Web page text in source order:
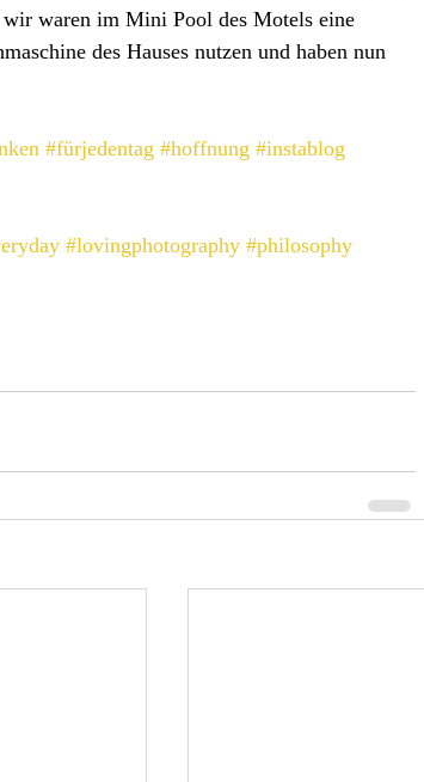
waren im Mini Pool des Motels eine
des Hauses nutzen und haben nun
#fürjedentag #hoffnung #instablog
#lovingphotography #philosophy